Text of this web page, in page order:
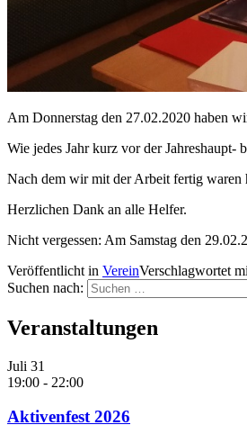
Am Donnerstag den 27.02.2020 haben
Wie jedes Jahr kurz vor der Jahreshaupt-
Nach dem wir mit der Arbeit fertig waren
Herzlichen Dank an alle Helfer.
Nicht vergessen: Am Samstag den
Veröffentlicht in VereinVerschlagwortet
Suchen nach:
Veranstaltungen
Juli 31
19:00 - 22:00
Aktivenfest 2026